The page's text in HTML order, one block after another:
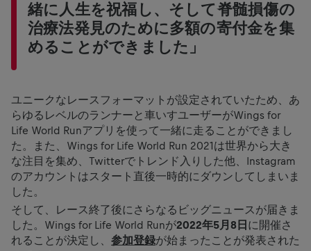
緒に人生を祝福し、そして脊髄損傷の
治療法発見のために多額の寄付金を集
めることができました」
ユニークなレースフォーマットが設定されていたため、あ
らゆるレベルのランナーと車いすユーザーがWings for
Life World Runアプリを使って一緒に走ることができまし
た。また、Wings for Life World Run 2021は世界から大き
な注目を集め、Twitterでトレンド入りした他、Instagram
のアカウントはスタート直後一時的にダウンしてしまいま
した。
そして、レース終了後にさらなるビッグニュースが届きま
した。Wings for Life World Runが2022年5月 8 日 に開催さ
れることが決定し、 参加登録が始まったことが発表された